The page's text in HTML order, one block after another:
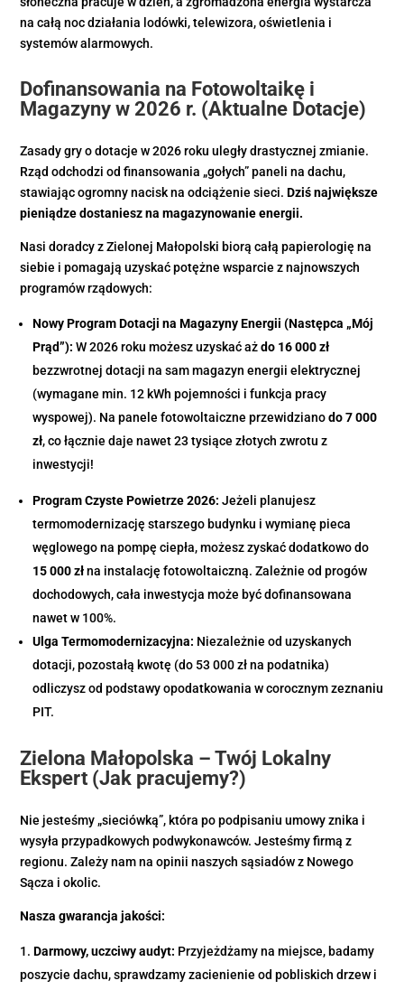
na całą noc działania lodówki, telewizora, oświetlenia i
systemów alarmowych.
Dofinansowania na Fotowoltaikę i
Magazyny w 2026 r. (Aktualne Dotacje)
Zasady gry o dotacje w 2026 roku uległy drastycznej zmianie.
Rząd odchodzi od finansowania „gołych” paneli na dachu,
stawiając ogromny nacisk na odciążenie sieci.Dziś największe
pieniądze dostaniesz na magazynowanie energii.
Nasi doradcy z Zielonej Małopolski biorą całą papierologię na
siebie i pomagają uzyskać potężne wsparcie z najnowszych
programów rządowych:
Nowy Program Dotacji na Magazyny Energii (Następca „Mój
Prąd”): W 2026 roku możesz uzyskać ażdo 16 000 zł
bezzwrotnej dotacji na sam magazyn energii elektrycznej
(wymagane min. 12 kWh pojemności i funkcja pracy
wyspowej). Na panele fotowoltaiczne przewidzianodo 7 000
zł, co łącznie daje nawet 23 tysiące złotych zwrotu z
inwestycji!
Program Czyste Powietrze 2026: Jeżeli planujesz
termomodernizację starszego budynku i wymianę pieca
węglowego na pompę ciepła, możesz zyskać dodatkowo do
15 000 złna instalację fotowoltaiczną. Zależnie od progów
dochodowych, cała inwestycja może być dofinansowana
nawet w 100%.
Ulga Termomodernizacyjna: Niezależnie od uzyskanych
dotacji, pozostałą kwotę (do 53 000 zł na podatnika)
odliczysz od podstawy opodatkowania w corocznym zeznaniu
PIT.
Zielona Małopolska – Twój Lokalny
Ekspert (Jak pracujemy?)
Nie jesteśmy „sieciówką”, która po podpisaniu umowy znika i
wysyła przypadkowych podwykonawców. Jesteśmy firmą z
regionu. Zależy nam na opinii naszych sąsiadów z Nowego
Sącza i okolic.
Nasza gwarancja jakości:
Darmowy, uczciwy audyt: Przyjeżdżamy na miejsce, badamy
poszycie dachu, sprawdzamy zacienienie od pobliskich drzew i